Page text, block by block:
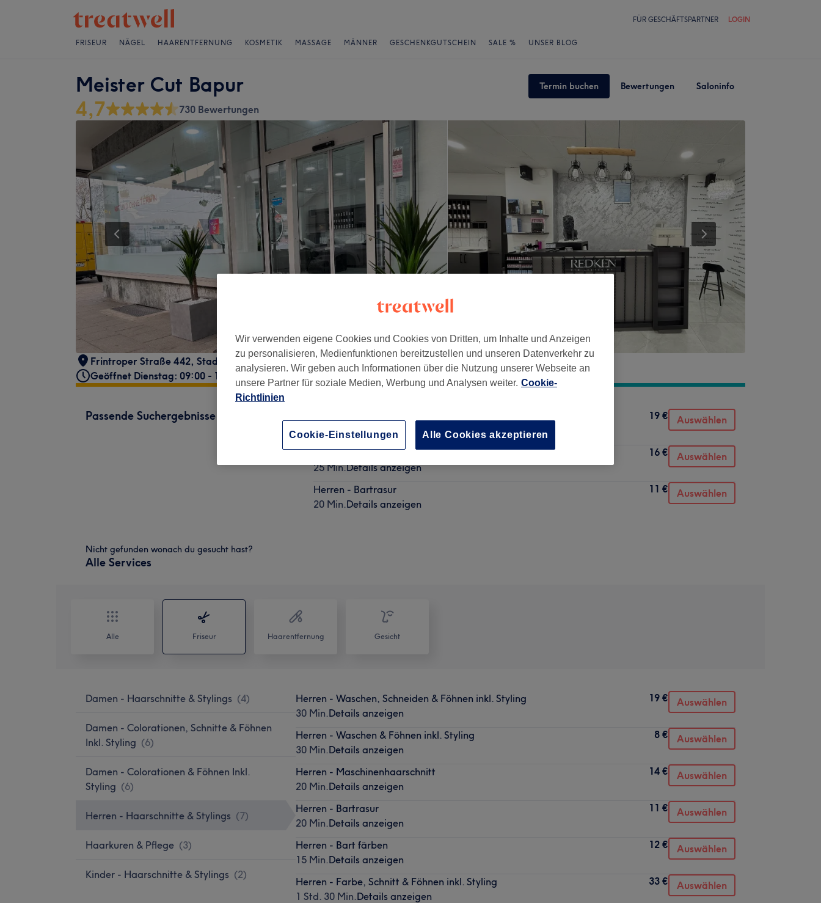
FÜR GESCHÄFTSPARTNER LOGIN
FRISEUR NÄGEL HAARENTFERNUNG KOSMETIK MASSAGE MÄNNER GESCHENKGUTSCHEIN SALE % UNSER BLOG
Meister Cut Bapur Termin buchen Bewertungen Saloninfo
4,7 730 Bewertungen
Frintroper Straße 442, Stadtbezirk IV, Essen, 45359
Geöffnet Dienstag: 09:00 - 18:00
Passende Suchergebnisse
30 Min.Details anzeigen
19 € Auswählen
Jungen Haarschnitt (bis 14 Jahre)
25 Min.Details anzeigen
16 € Auswählen
Herren - Bartrasur
20 Min.Details anzeigen
11 € Auswählen
Nicht gefunden wonach du gesucht hast?
Alle Services
Alle Friseur Haarentfernung Gesicht
Damen - Haarschnitte & Stylings (4)
Damen - Colorationen, Schnitte & Föhnen
Inkl. Styling (6)
Damen - Colorationen & Föhnen Inkl.
Styling (6)
Herren - Haarschnitte & Stylings (7)
Haarkuren & Pflege (3)
Kinder - Haarschnitte & Stylings (2)
Herren - Waschen, Schneiden & Föhnen inkl. Styling
30 Min.Details anzeigen
19 € Auswählen
Herren - Waschen & Föhnen inkl. Styling
30 Min.Details anzeigen
8 € Auswählen
Herren - Maschinenhaarschnitt
20 Min.Details anzeigen
14 € Auswählen
Herren - Bartrasur
20 Min.Details anzeigen
11 € Auswählen
Herren - Bart färben
15 Min.Details anzeigen
12 € Auswählen
Herren - Farbe, Schnitt & Föhnen inkl. Styling
1 Std. 30 Min.Details anzeigen
33 € Auswählen
Wir verwenden eigene Cookies und Cookies von Dritten, um Inhalte und Anzeigen
zu personalisieren, Medienfunktionen bereitzustellen und unseren Datenverkehr zu
analysieren. Wir geben auch Informationen über die Nutzung unserer Webseite an
unsere Partner für soziale Medien, Werbung und Analysen weiter. Cookie-
Richtlinien
Cookie-Einstellungen Alle Cookies akzeptieren